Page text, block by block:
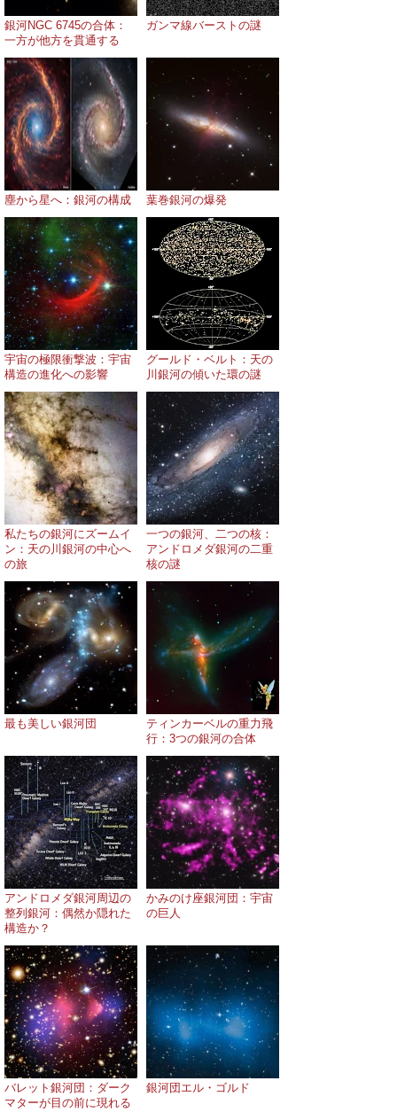
銀河NGC 6745の合体：
一方が他方を貫通する
ガンマ線バーストの謎
塵から星へ：銀河の構成 葉巻銀河の爆発
宇宙の極限衝撃波：宇宙
構造の進化への影響
グールド・ベルト：天の
川銀河の傾いた環の謎
私たちの銀河にズームイ
ン：天の川銀河の中心へ
の旅
一つの銀河、二つの核：
アンドロメダ銀河の二重
核の謎
最も美しい銀河団
ティンカーベルの重力飛
行：3つの銀河の合体
アンドロメダ銀河周辺の
整列銀河：偶然か隠れた
構造か？
かみのけ座銀河団：宇宙
の巨人
バレット銀河団：ダーク
マターが目の前に現れる
銀河団エル・ゴルド